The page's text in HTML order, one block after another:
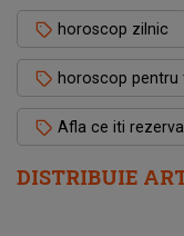
DISTRIBUIE
horoscop zilnic
horoscop pentru
Afla ce iti